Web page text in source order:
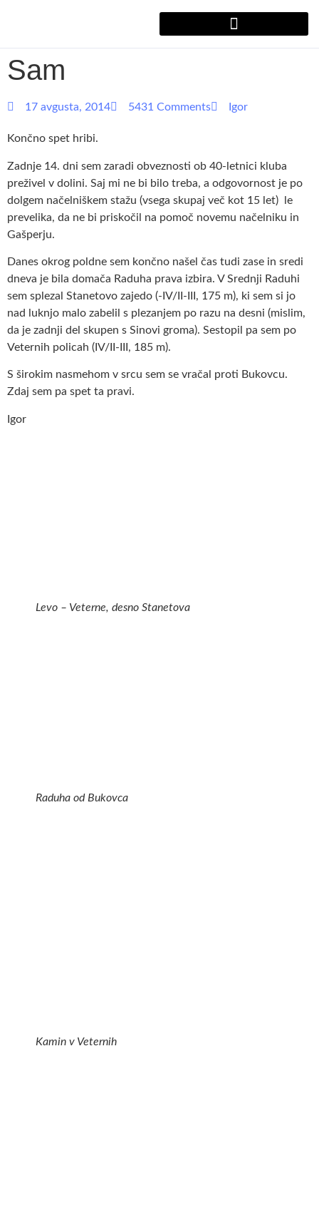
Sam
17 avgusta, 2014 5431 Comments Igor
Končno spet hribi.
Zadnje 14. dni sem zaradi obveznosti ob 40-letnici kluba
preživel v dolini. Saj mi ne bi bilo treba, a odgovornost je po
dolgem načelniškem stažu (vsega skupaj več kot 15 let) le
prevelika, da ne bi priskočil na pomoč novemu načelniku in
Gašperju.
Danes okrog poldne sem končno našel čas tudi zase in sredi
dneva je bila domača Raduha prava izbira. V Srednji Raduhi
sem splezal Stanetovo zajedo (-IV/II-III, 175 m), ki sem si jo
nad luknjo malo zabelil s plezanjem po razu na desni (mislim,
da je zadnji del skupen s Sinovi groma). Sestopil pa sem po
Veternih policah (IV/II-III, 185 m).
S širokim nasmehom v srcu sem se vračal proti Bukovcu.
Zdaj sem pa spet ta pravi.
Igor
Levo – Veterne, desno Stanetova
Raduha od Bukovca
Kamin v Veternih